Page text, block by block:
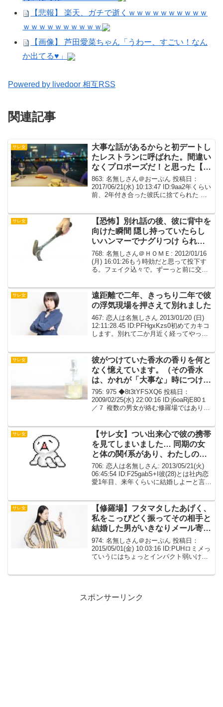
【悲報】 楽天、ガチで逝くｗｗｗｗｗｗｗｗｗｗ
ｗｗｗｗｗｗｗｗｗｗ
【画像】 芦田愛菜ちゃん「うわー、すごい！なん
か出てる♥」
Powered by livedoor 相互RSS
関連記事
サレ女
大事な話があるからと初デートし
たレストランに呼ばれた。間違い
なくプロポーズだ！と思った【胸
糞】
863: 名無しさん＠おーぷん 投稿日：
2017/06/21(水) 10:13:47 ID:9aa2年くらい
前、2年付き合った彼氏に捨てられた 高
体ないからと実家暮ら...
サレ女
【恐怖】別れ話の後、彼に背中を
向けた瞬間 隠し持っていたらし
いハンマーでナグりつけ られて
意識を失った。
768: 名無しさん＠ＨＯＭＥ: 2012/01/16
(月) 16:01:26もう時効だと思って投下す
る。フェイク込々で。ずーっと前に交際
何故か私を好きになったようで...
サレ女
遠距離で二年、きっちり二年で彼
の浮気現場を押さえて別れました
467: 恋人は名無しさん 2013/01/20 (日)
12:11:28.45 ID:PFHgxKzs0初めてカキコ
します。別れて二か月近く経ってやっと
だったらすみま...
サレ女
彼がつけていた香水の香りを何と
なく憶えています。（その香水
は、かれが「大事な」時につける
物だと後から知りました）
795: 975 ◆8t3tYFSXQ6 投稿日：
2009/02/25(水) 22:00:16 ID:j6oaRjE80１
／７ 複数の男女が絡む修羅場ではありま
た。 ...
サレ女
【サレ女】つい出来心で彼の携帯
を見てしまいました… 同期の女
と体の関ｲ系があり、わたしの後
輩にも甘いメールを 送っていま
した。【相談】
706: 恋人は名無しさん: 2013/05/21(火)
06:45:54 ID:F25gabS+I彼(28)とは社内恋
愛1年目、来年くらいに結婚しよーと言っ
があり、...
サレ女
【修羅場】フタマタしたあげく、
私をこっぴどく振ってその相手と
結婚した男がいきなりメール寄越
してきた。
974: 名無しさん＠おーぷん 投稿日：
2015/05/01(金) 10:03:16 ID:PUHロミメっ
ていうにはちょっとインパクト弱いけど
スポンサーリンク